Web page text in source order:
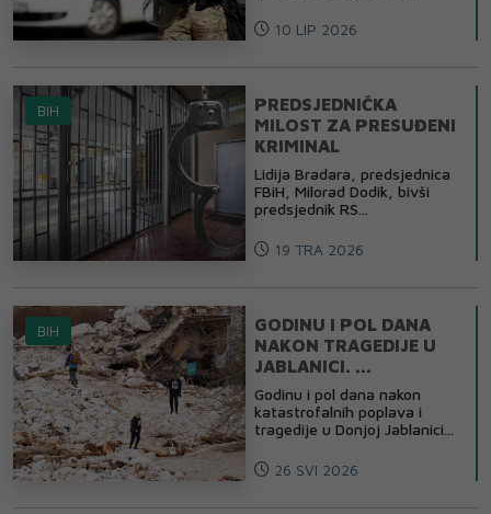
10 LIP 2026
BIH
PREDSJEDNIČKA
MILOST ZA PRESUĐENI
KRIMINAL
Lidija Bradara, predsjednica
FBiH, Milorad Dodik, bivši
predsjednik RS...
19 TRA 2026
BIH
GODINU I POL DANA
NAKON TRAGEDIJE U
JABLANICI. ...
Godinu i pol dana nakon
katastrofalnih poplava i
tragedije u Donjoj Jablanici...
26 SVI 2026